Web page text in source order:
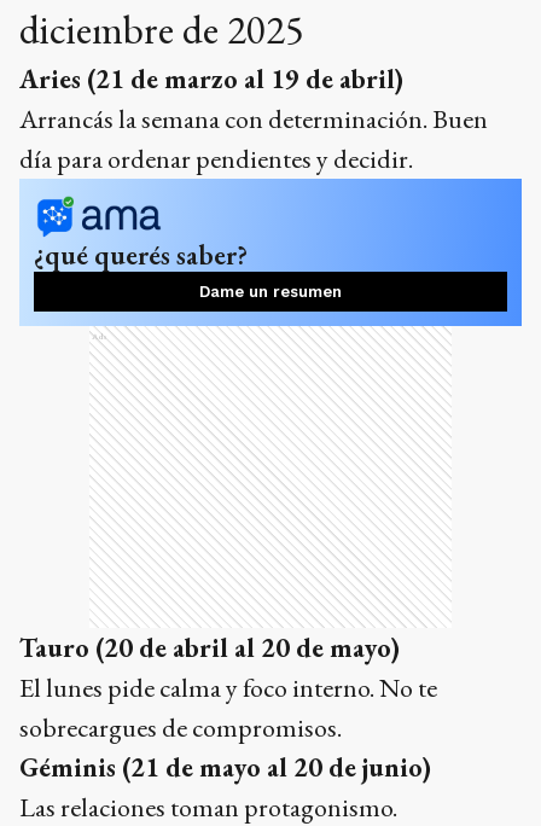
diciembre de 2025
Aries (21 de marzo al 19 de abril)
Arrancás la semana con determinación. Buen
día para ordenar pendientes y decidir.
¿qué querés saber?
Dame un resumen
Ads
Tauro (20 de abril al 20 de mayo)
El lunes pide calma y foco interno. No te
sobrecargues de compromisos.
Géminis (21 de mayo al 20 de junio)
Las relaciones toman protagonismo.